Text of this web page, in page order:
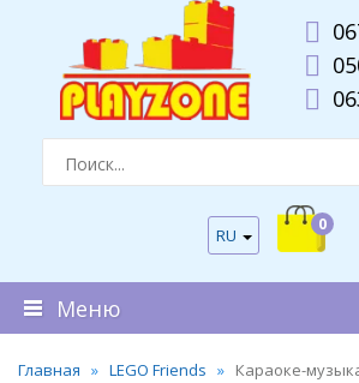
RU
0
Меню
Главная LEGO Friends Караоке-